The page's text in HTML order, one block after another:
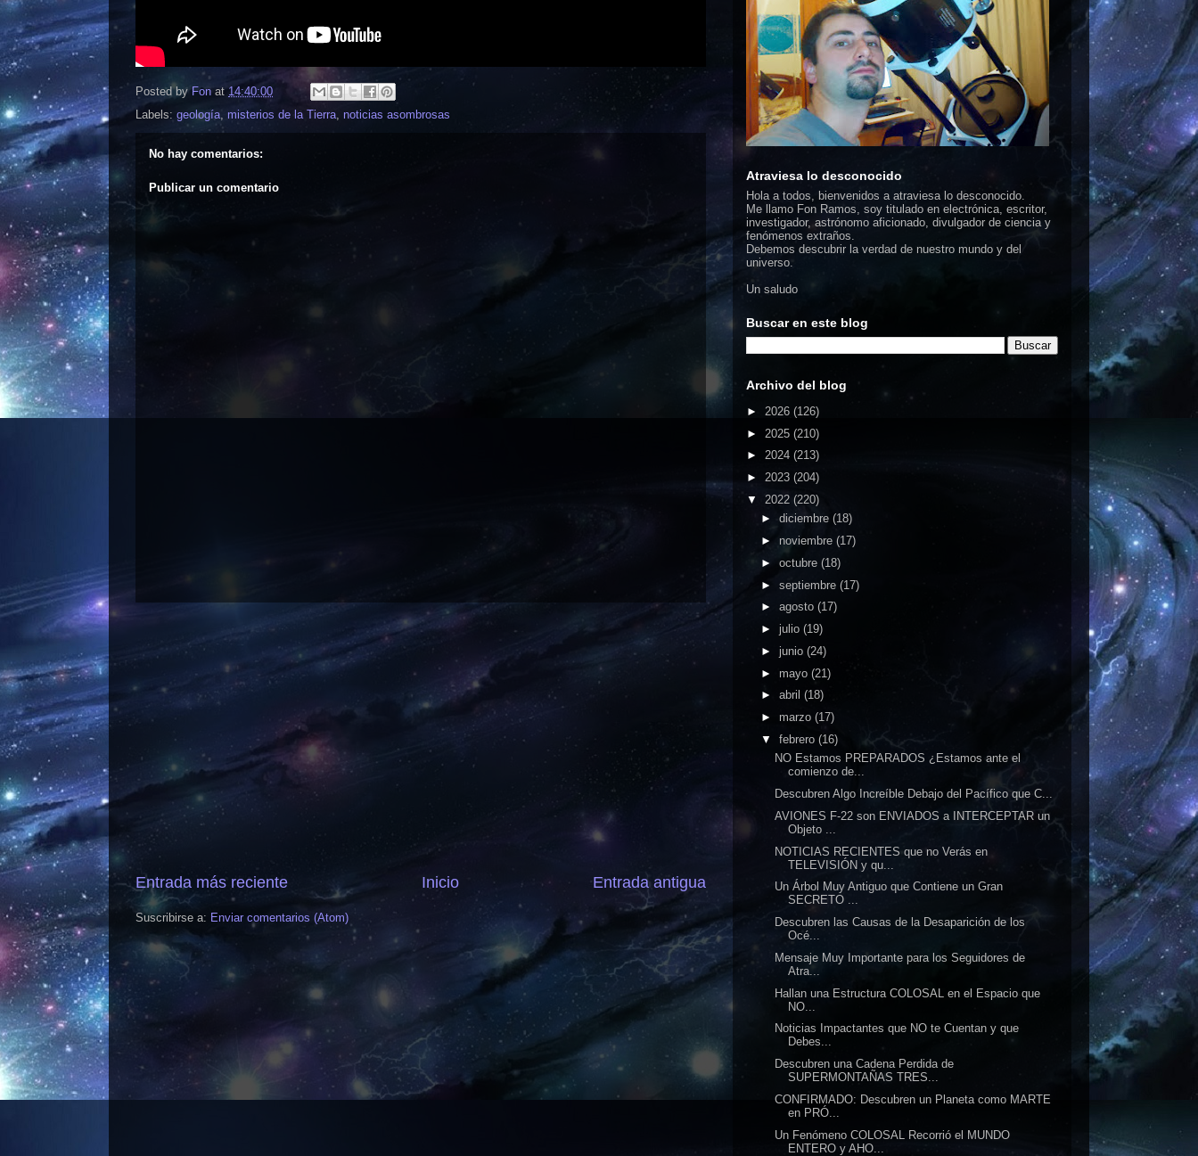
Posted byFon at14:40:00
Labels: geología, misterios de la Tierra, noticias asombrosas
No hay comentarios:
Publicar un comentario
Entrada más reciente Entrada antigua
Inicio
Suscribirse a: Enviar comentarios (Atom)
Atraviesa lo desconocido
Hola a todos, bienvenidos a atraviesa lo desconocido.
Me llamo Fon Ramos, soy titulado en electrónica, escritor,
investigador, astrónomo aficionado, divulgador de ciencia y
fenómenos extraños.
Debemos descubrir la verdad de nuestro mundo y del
universo.
Un saludo
Buscar en este blog
Archivo del blog
► 2026 (126)
► 2025 (210)
► 2024 (213)
► 2023 (204)
▼ 2022 (220)
► diciembre (18)
► noviembre (17)
► octubre (18)
► septiembre (17)
► agosto (17)
► julio (19)
► junio (24)
► mayo (21)
► abril (18)
► marzo (17)
▼ febrero (16)
NO Estamos PREPARADOS ¿Estamos ante el
comienzo de...
Descubren Algo Increíble Debajo del Pacífico que C...
AVIONES F-22 son ENVIADOS a INTERCEPTAR un
Objeto ...
NOTICIAS RECIENTES que no Verás en
TELEVISIÓN y qu...
Un Árbol Muy Antiguo que Contiene un Gran
SECRETO ...
Descubren las Causas de la Desaparición de los
Océ...
Mensaje Muy Importante para los Seguidores de
Atra...
Hallan una Estructura COLOSAL en el Espacio que
NO...
Noticias Impactantes que NO te Cuentan y que
Debes...
Descubren una Cadena Perdida de
SUPERMONTAÑAS TRES...
CONFIRMADO: Descubren un Planeta como MARTE
en PRÓ...
Un Fenómeno COLOSAL Recorrió el MUNDO
ENTERO y AHO...